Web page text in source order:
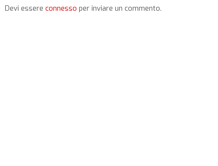
Devi essere connesso per inviare un commento.